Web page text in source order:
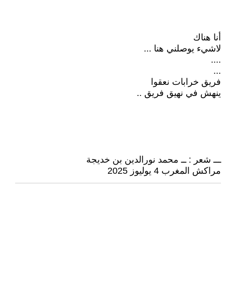
أنا هناك
لاشيء يوصلني هنا ...
....
...
فريق خرابات نعقوا
ينهش في نهيق فريق ..
ـــ شعر : ــ محمد نورالدين بن خديجة
مراكش المغرب 4 يوليوز 2025